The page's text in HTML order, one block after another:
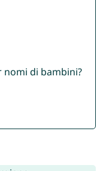
nomi di bambini?